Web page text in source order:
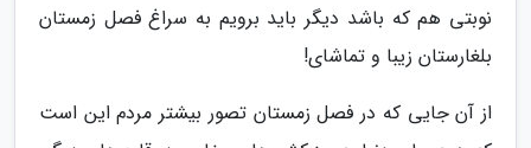
نوبتی هم که باشد دیگر باید برویم به سراغ فصل زمستان
بلغارستان زیبا و تماشای!
از آن جایی که در فصل زمستان تصور بیشتر مردم این است